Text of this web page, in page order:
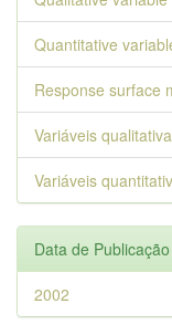
Quantitative
Response surface
Variáveis
Variáveis
Data de Publicação
2002